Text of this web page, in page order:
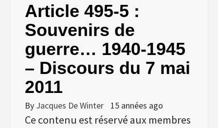
Article 495-5 :
Souvenirs de
guerre… 1940-1945
– Discours du 7 mai
2011
By Jacques De Winter 15 années ago
Ce contenu est réservé aux membres